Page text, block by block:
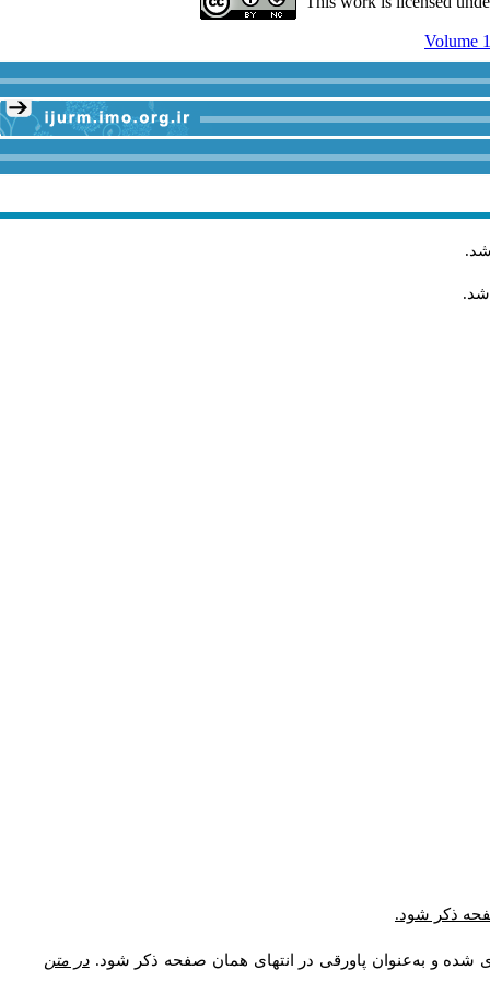
Volume
.
ذکر شود.
شده و به‌عنوان پاورقی در انتهای همان صفحه ذکر شود. در متن